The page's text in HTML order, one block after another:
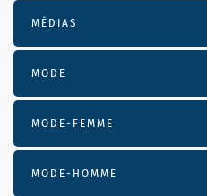
MÉDIAS
MODE
MODE-FEMME
MODE-HOMME